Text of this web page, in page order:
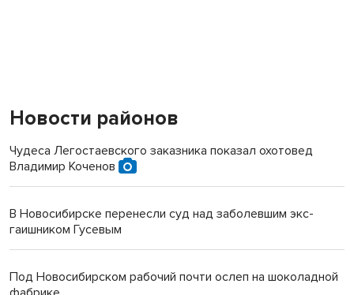
Новости районов
Чудеса Легостаевского заказника показал охотовед
Владимир Коченов
В Новосибирске перенесли суд над заболевшим экс-
гаишником Гусевым
Под Новосибирском рабочий почти ослеп на шоколадной